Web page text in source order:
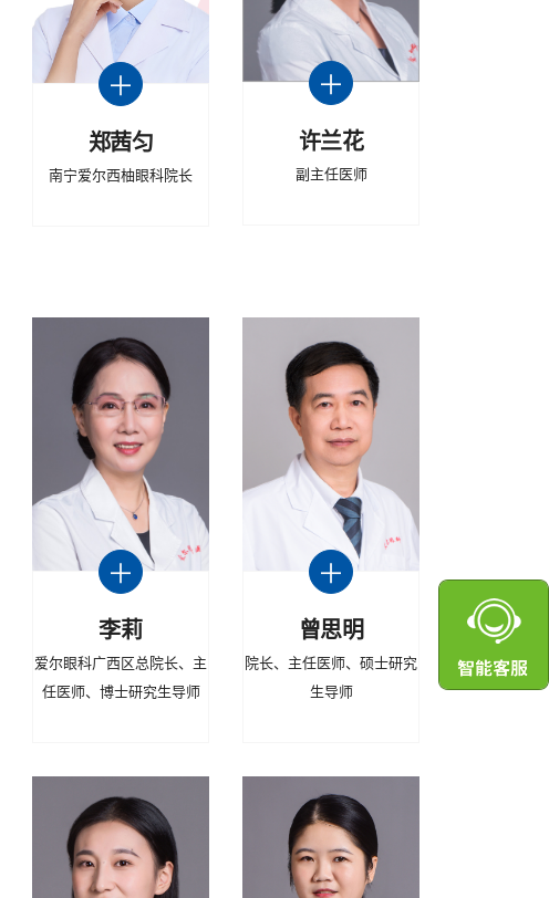
郑茜匀
南宁爱尔西柚眼科院长
许兰花
副主任医师
李莉
爱尔眼科广西区总院长、主
任医师、博士研究生导师
曾思明
院长、主任医师、硕士研究
生导师